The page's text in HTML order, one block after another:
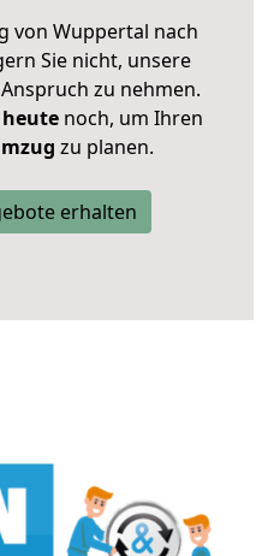
von Wuppertal nach
Sie nicht, unsere
zu nehmen.
noch, um Ihren
zu planen.
erhalten